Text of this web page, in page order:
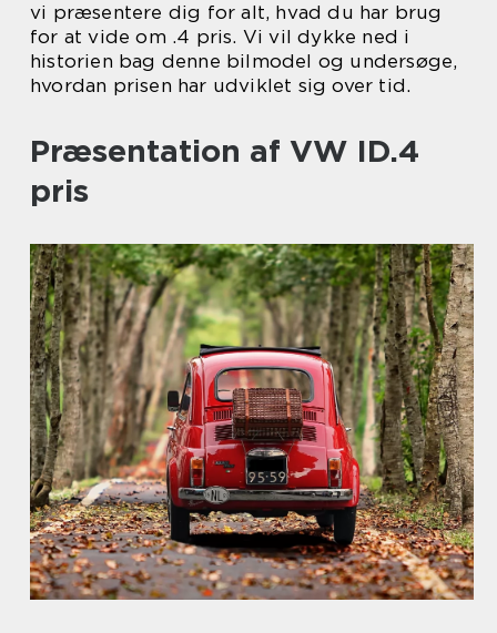
vi præsentere dig for alt, hvad du har brug
for at vide om .4 pris. Vi vil dykke ned i
historien bag denne bilmodel og undersøge,
hvordan prisen har udviklet sig over tid.
Præsentation af VW ID.4
pris